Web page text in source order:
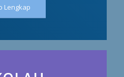
Lengkap